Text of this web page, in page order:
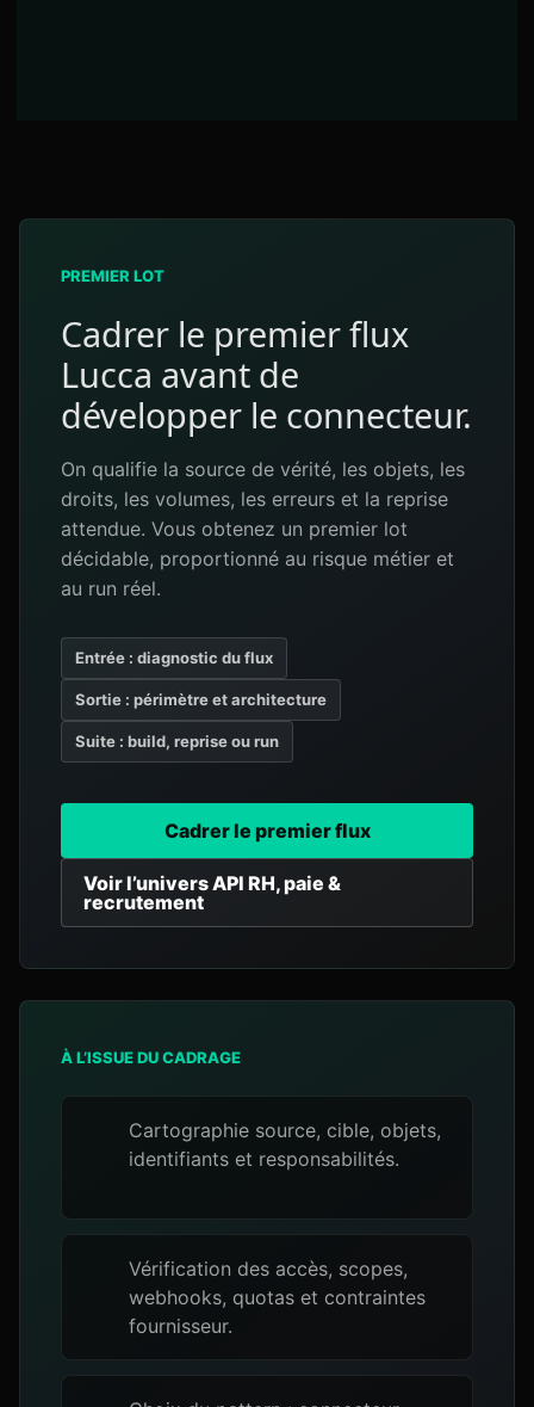
PREMIER LOT
Cadrer le premier flux
Lucca avant de
développer le connecteur.
On qualifie la source de vérité, les objets, les
droits, les volumes, les erreurs et la reprise
attendue. Vous obtenez un premier lot
décidable, proportionné au risque métier et
au run réel.
Entrée : diagnostic du flux
Sortie : périmètre et architecture
Suite : build, reprise ou run
Cadrer le premier flux
Voir l’univers API RH, paie &
recrutement
À L’ISSUE DU CADRAGE
Cartographie source, cible, objets,
identifiants et responsabilités.
Vérification des accès, scopes,
webhooks, quotas et contraintes
fournisseur.